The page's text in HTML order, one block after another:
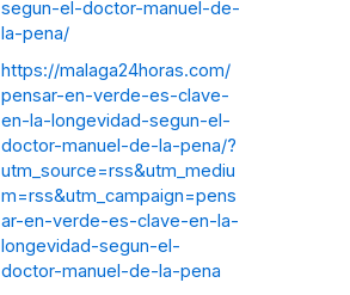
segun-el-doctor-manuel-de-
la-pena/
https://malaga24horas.com/
pensar-en-verde-es-clave-
en-la-longevidad-segun-el-
doctor-manuel-de-la-pena/?
utm_source=rss&utm_mediu
m=rss&utm_campaign=pens
ar-en-verde-es-clave-en-la-
longevidad-segun-el-
doctor-manuel-de-la-pena